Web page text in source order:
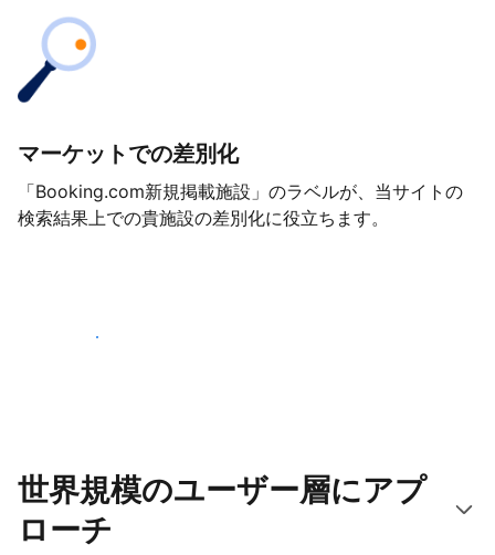
マーケットでの差別化
「Booking.com新規掲載施設」のラベルが、当サイトの
検索結果上での貴施設の差別化に役立ちます。
さっそく始める
世界規模のユーザー層にアプ
ローチ